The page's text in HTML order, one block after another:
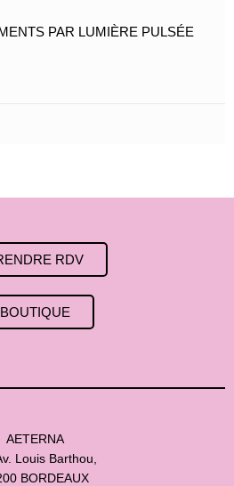
PAR LUMIÈRE PULSÉE
RDV
BOUTIQUE
AETERNA
Louis Barthou,
BORDEAUX